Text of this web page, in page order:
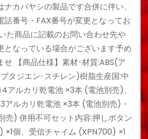
カバヤシの製品です合併に伴い、
話番号・FAX番号が変更となってお
た商品に記載のお問い合わせ先や
となっている場合がございます予め
せ 【商品仕様】素材･材質:ABS(ア
タジエン･スチレン)樹脂生産国:中
アルカリ乾電池 ×3本 (電池別売)、
アルカリ乾電池 ×3本 (電池別売)・
売) 併用不可セット内容:押しボタン
×1個、受信チャイム (XPN700) ×1